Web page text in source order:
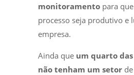
monitoramento para
processo seja produtivo e
empresa.
Ainda que um quarto
não tenham um setor de